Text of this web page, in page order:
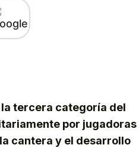
tercera categoría del
por jugadoras
cantera y el desarrollo